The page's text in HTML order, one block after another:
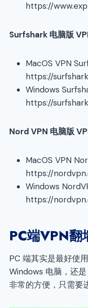
https://
Surfshark 电脑版
MacOS VPN
https://
Windows
https://
Nord VPN 电脑版
MacOS VPN
https://
Windows
https://
PC端VPN翻
PC 端其实是最好使
Windows 电脑，还
非常的方便，只需要